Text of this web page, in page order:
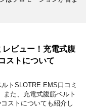
ビュー！充電式腹
ストについて
トSLOTRE EMS口コミ
た、充電式腹筋ベルト
ストについても紹介し